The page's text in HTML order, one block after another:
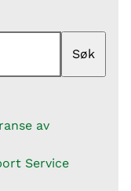
Søk
av
Service